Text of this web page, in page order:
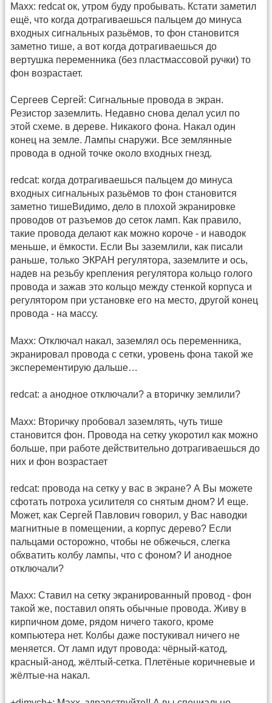
Maxx: redcat ок, утром буду пробывать. Кстати заметил
ещё, что когда дотрагиваешься пальцем до минуса
входных сигнальных разьёмов, то фон становится
заметно тише, а вот когда дотрагиваешься до
вертушка переменника (без пластмассовой ручки) то
фон возрастает.
Сергеев Сергей: Сигнальные провода в экран.
Резистор заземлить. Недавно снова делал усил по
этой схеме. в дереве. Никакого фона. Накал один
конец на земле. Лампы снаружи. Все землянные
провода в одной точке около входных гнезд.
redcat: когда дотрагиваешься пальцем до минуса
входных сигнальных разьёмов то фон становится
заметно тишеВидимо, дело в плохой экранировке
проводов от разъемов до сеток ламп. Как правило,
такие провода делают как можно короче - и наводок
меньше, и ёмкости. Если Вы заземлили, как писали
раньше, только ЭКРАН регулятора, заземлите и ось,
надев на резьбу крепления регулятора кольцо голого
провода и зажав это кольцо между стенкой корпуса и
регулятором при установке его на место, другой конец
провода - на массу.
Maxx: Отключал накал, заземлял ось переменника,
экранировал провода с сетки, уровень фона такой же
эксперементирую дальше…
redcat: а анодное отключали? а вторичку землили?
Maxx: Вторичку пробовал заземлять, чуть тише
становится фон. Провода на сетку укоротил как можно
больше, при работе действительно дотрагиваешься до
них и фон возрастает
redcat: провода на сетку у вас в экране? А Вы можете
сфотать потроха усилителя со снятым дном? И еще.
Может, как Сергей Павлович говорил, у Вас наводки
магнитные в помещении, а корпус дерево? Если
пальцами осторожно, чтобы не обжечься, слегка
обхватить колбу лампы, что с фоном? И анодное
отключали?
Maxx: Ставил на сетку экранированный провод - фон
такой же, поставил опять обычные провода. Живу в
кирпичном доме, рядом ничего такого, кроме
компьютера нет. Колбы даже постукивал ничего не
меняется. От ламп идут провода: чёрный-катод,
красный-анод, жёлтый-сетка. Плетёные коричневые и
жёлтые-на накал.